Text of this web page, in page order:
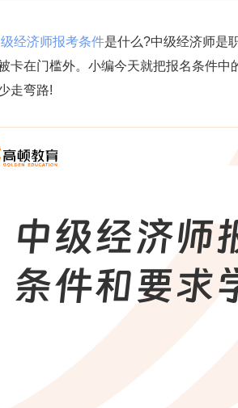
经济师报考条件是什么?中级经济师是
卡在门槛外。小编今天就把报名条件
走弯路!